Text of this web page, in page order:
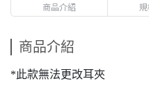
商品介紹
商品介紹
*此款無法更改耳夾